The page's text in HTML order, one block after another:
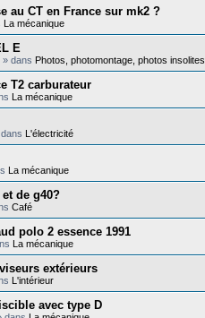
au CT en France sur mk2 ?
La mécanique
E
» dans Photos, photomontage, photos insolites
T2 carburateur
La mécanique
L'électricité
La mécanique
de g40?
Café
polo 2 essence 1991
La mécanique
extérieurs
L'intérieur
avec type D